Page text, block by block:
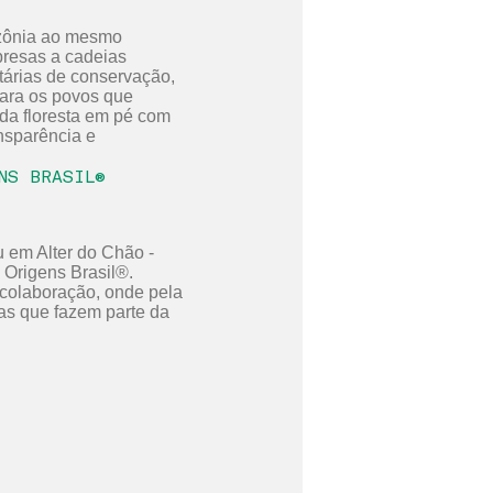
e
ao mesmo
a cadeias
de conservação,
os povos que
floresta em pé com
e
BRASIL®
em Alter do Chão -
Origens Brasil®.
onde pela
que fazem parte da